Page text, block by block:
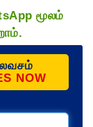
மூலம்
NOW